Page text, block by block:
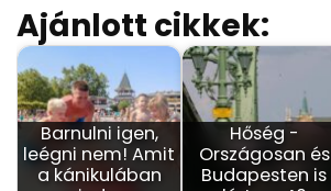
Ajánlott cikkek:
Barnulni igen,
leégni nem! Amit
a kánikulában
Hőség -
Országosan és
Budapesten is